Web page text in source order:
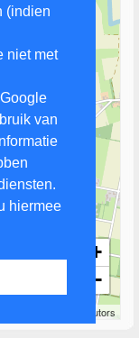
(indien
niet met
van
hiermee
+
−
contributors